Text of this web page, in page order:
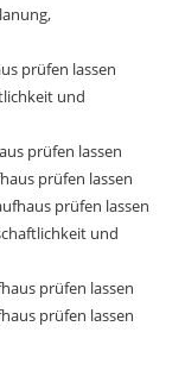
prüfen lassen
und
prüfen lassen
prüfen lassen
prüfen lassen
und
prüfen lassen
prüfen lassen